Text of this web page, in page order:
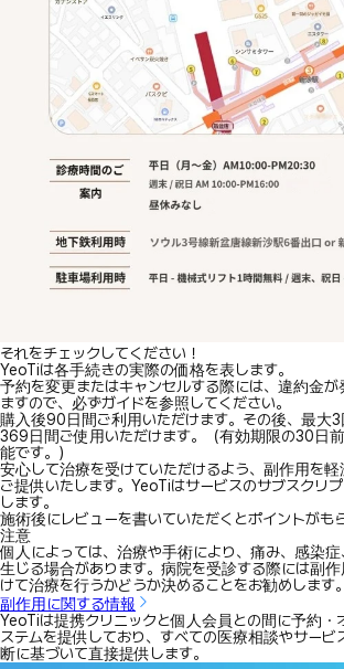
それをチェックしてください！
YeoTiは各手続きの実際の価格を表します。
予約を変更またはキャンセルする際には、違約金
ますので、必ずガイドを参照してください。
購入後90日間ご利用いただけます。その後、最大
369日間ご使用いただけます。（有効期限の30日
能です。）
安心して治療を受けていただけるよう、副作用を軽
ご提供いたします。YeoTiはサービスのサブスクリ
します。
施術後にレビューを書いていただくとポイントがも
注意
個人によっては、治療や手術により、痛み、感染
生じる場合があります。病院を受診する際には副
けて治療を行うかどうか決めることをお勧めします。
副作用に関する情報
YeoTiは提携クリニックと個人会員との間に予約・
ステムを提供しており、すべての医療相談やサービ
断に基づいて直接提供します。